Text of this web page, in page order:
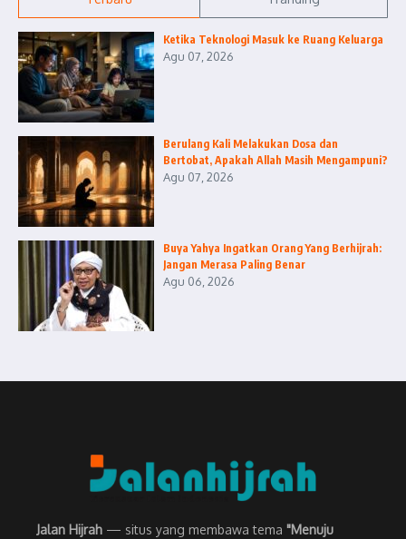
Ketika Teknologi Masuk ke Ruang Keluarga
Agu 07, 2026
Berulang Kali Melakukan Dosa dan
Bertobat, Apakah Allah Masih Mengampuni?
Agu 07, 2026
Buya Yahya Ingatkan Orang Yang Berhijrah:
Jangan Merasa Paling Benar
Agu 06, 2026
Jalan Hijrah — situs yang membawa tema "Menuju